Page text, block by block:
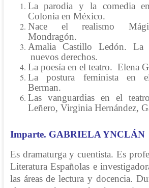
La parodia y la comedia
Colonia en México.
Nace el realismo
Mondragón.
Amalia Castillo Ledón. La
nuevos derechos.
La poesía en el teatro. Elena
La postura feminista en
Berman.
Las vanguardias en el
Leñero, Virginia Hernández,
Imparte. GABRIELA YNCLÁN
Es dramaturga y cuentista. Es
Literatura Españolas e
las áreas de lectura y docencia.